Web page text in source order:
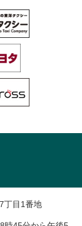
丁目1番地